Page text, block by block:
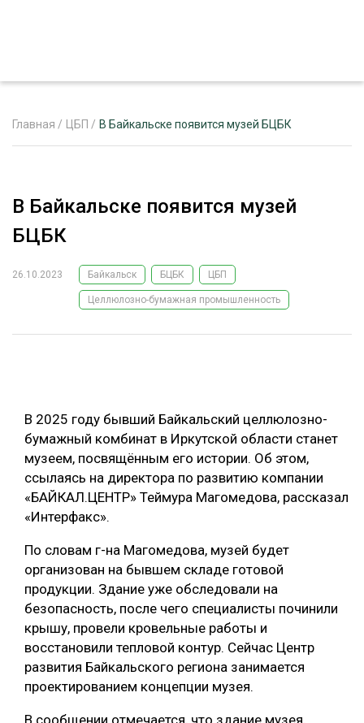
О ПРОЕКТЕ
ЦИФРОВАЯ СРЕДА
БИОЭНЕРГЕТИКА
ЛЕСОВОССТАНОВЛЕНИЕ И ЗАЩИТА
ЛОГИСТИКА
КОМПЛЕКСНАЯ ПЕРЕРАБОТКА
ЛЕСОПИЛЕНИЕ
ДЕРЕВЯННОЕ ДОМОСТРОЕНИЕ
БЕЗОПАСНОЕ ПРОИЗВОДСТВО
РУБРИКИ
ПОДБОРКИ СТАТЕЙ
ЭКСПЕРТНОЕ МНЕНИЕ
Главная / ЦБП / В Байкальске появится музей БЦБК
В Байкальске появится музей
БЦБК
26.10.2023 Байкальск БЦБК ЦБП
Целлюлозно-бумажная промышленность
В 2025 году бывший Байкальский целлюлозно-
бумажный комбинат в Иркутской области станет
музеем, посвящённым его истории. Об этом,
ссылаясь на директора по развитию компании
«БАЙКАЛ.ЦЕНТР» Теймура Магомедова, рассказал
«Интерфакс».
По словам г-на Магомедова, музей будет
организован на бывшем складе готовой
продукции. Здание уже обследовали на
безопасность, после чего специалисты починили
крышу, провели кровельные работы и
восстановили тепловой контур. Сейчас Центр
развития Байкальского региона занимается
проектированием концепции музея.